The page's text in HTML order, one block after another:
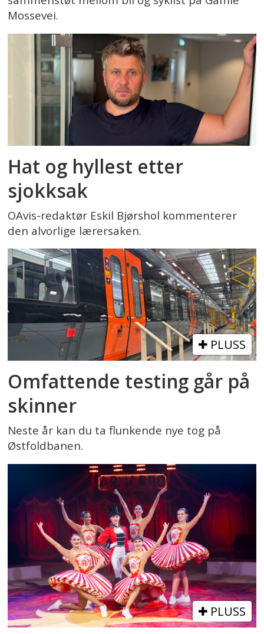
Mossevei.
Hat og hyllest etter
sjokksak
OAvis-redaktør Eskil Bjørshol kommenterer
den alvorlige lærersaken.
PLUSS
Omfattende testing går på
skinner
Neste år kan du ta flunkende nye tog på
Østfoldbanen.
PLUSS